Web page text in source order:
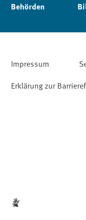
Behörden
Impressum
Erklärung zur